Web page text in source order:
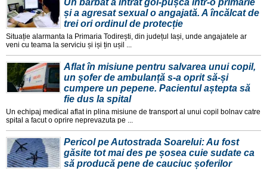
și a agresat sexual o angajată. A încălcat de
trei ori ordinul de protecție
Situație alarmanta la Primaria Todirești, din județul Iași, unde angajatele ar
veni cu teama la serviciu și iși țin ușil ...
Aflat în misiune pentru salvarea unui copil,
un șofer de ambulanță s-a oprit să-și
cumpere un pepene. Pacientul aștepta să
fie dus la spital
Un echipaj medical aflat in plina misiune de transport al unui copil bolnav catre
spital a facut o oprire neprevazuta pe ...
Pericol pe Autostrada Soarelui: Au fost
găsite tot mai des pe șosea cuie sudate ca
să producă pene de cauciuc șoferilor